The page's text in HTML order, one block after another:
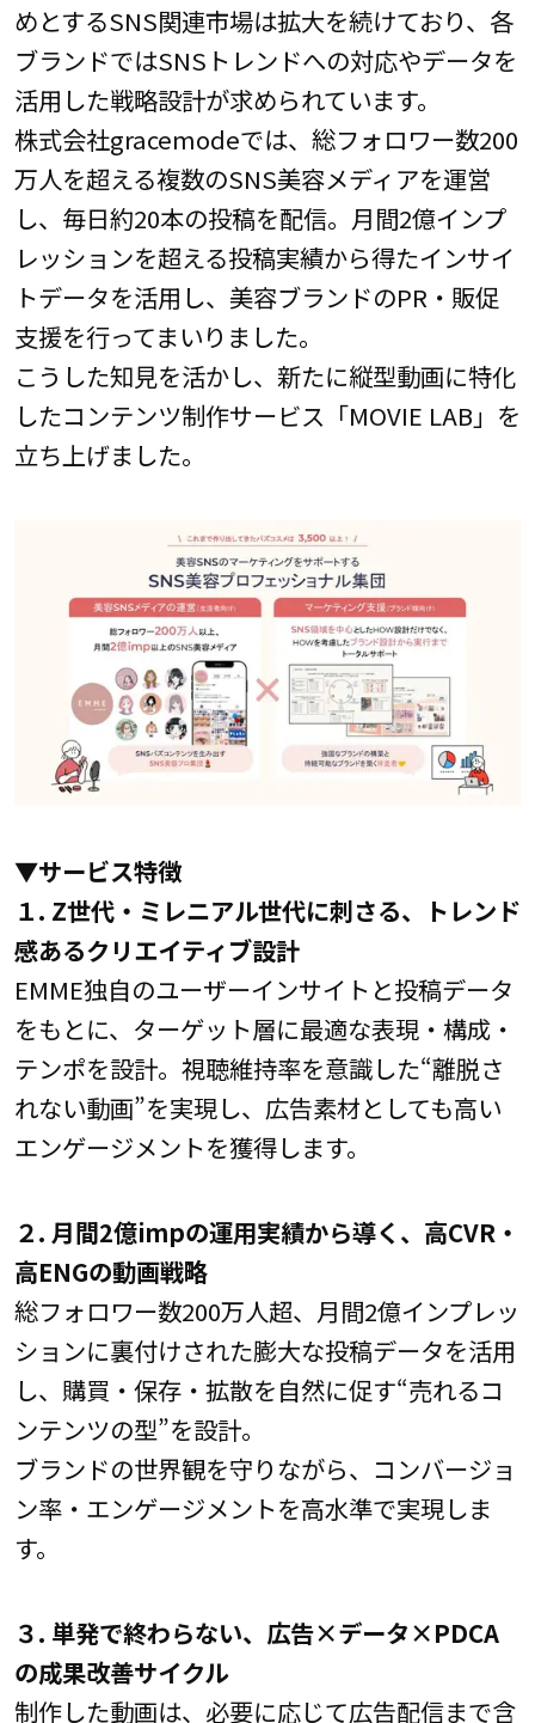
めとするSNS関連市場は拡大を続けており、各
ブランドではSNSトレンドへの対応やデータを
活用した戦略設計が求められています。
株式会社gracemodeでは、総フォロワー数200
万人を超える複数のSNS美容メディアを運営
し、毎日約20本の投稿を配信。月間2億インプ
レッションを超える投稿実績から得たインサイ
トデータを活用し、美容ブランドのPR・販促
支援を行ってまいりました。
こうした知見を活かし、新たに縦型動画に特化
したコンテンツ制作サービス「MOVIE LAB」を
立ち上げました。
▼サービス特徴
１. Z世代・ミレニアル世代に刺さる、トレンド
感あるクリエイティブ設計
EMME独自のユーザーインサイトと投稿データ
をもとに、ターゲット層に最適な表現・構成・
テンポを設計。視聴維持率を意識した“離脱さ
れない動画”を実現し、広告素材としても高い
エンゲージメントを獲得します。
２. 月間2億impの運用実績から導く、高CVR・
高ENGの動画戦略
総フォロワー数200万人超、月間2億インプレッ
ションに裏付けされた膨大な投稿データを活用
し、購買・保存・拡散を自然に促す“売れるコ
ンテンツの型”を設計。
ブランドの世界観を守りながら、コンバージョ
ン率・エンゲージメントを高水準で実現しま
す。
３. 単発で終わらない、広告×データ×PDCA
の成果改善サイクル
制作した動画は、必要に応じて広告配信まで含